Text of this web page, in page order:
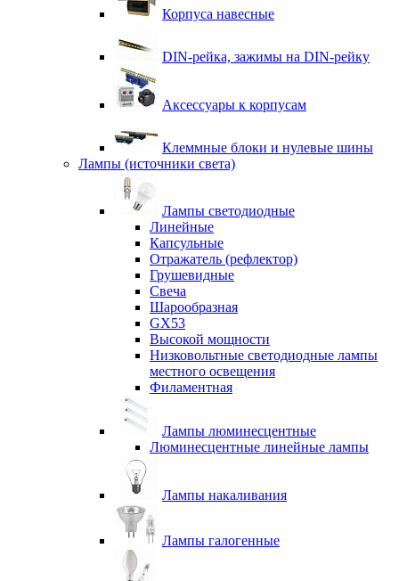
Корпуса навесные
DIN-рейка, зажимы на DIN-рейку
Аксессуары к корпусам
Клеммные блоки и нулевые шины
Лампы (источники света)
Лампы светодиодные
Линейные
Капсульные
Отражатель (рефлектор)
Грушевидные
Свеча
Шарообразная
GX53
Высокой мощности
Низковольтные светодиодные лампы
местного освещения
Филаментная
Лампы люминесцентные
Люминесцентные линейные лампы
Лампы накаливания
Лампы галогенные